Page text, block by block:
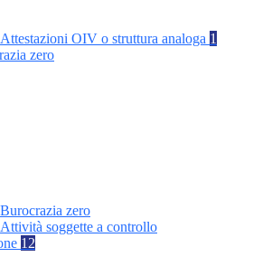
Attestazioni OIV o struttura analoga 1
zero
Burocrazia zero
Attività soggette a controllo
12